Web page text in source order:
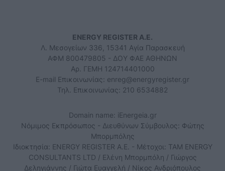
ENERGY REGISTER Α.Ε.
Λ. Μεσογείων 336, 15341 Αγία Παρασκευή
ΑΦΜ 800479805 - ΔΟΥ ΦΑΕ ΑΘΗΝΩΝ
Αρ. ΓΕΜΗ 124714401000
E-mail Επικοινωνίας: enreg@energyregister.gr
Τηλ. Επικοινωνίας: 210 6534882
Domain name: iEnergeia.gr
Νόμιμος Εκπρόσωπος - Διευθύνων Σύμβουλος: Φώτης
Μπορμπόλης
Ιδιοκτησία: ENERGY REGISTER Α.Ε. - Μέτοχοι: TAM ENERGY
CONSULTANTS LTD / Ελένη Μπορμπόλη / Γιώργος
Δεληγιάννης / Γιώτα Ευαγγελή / Νίκος Ανδριόπουλος